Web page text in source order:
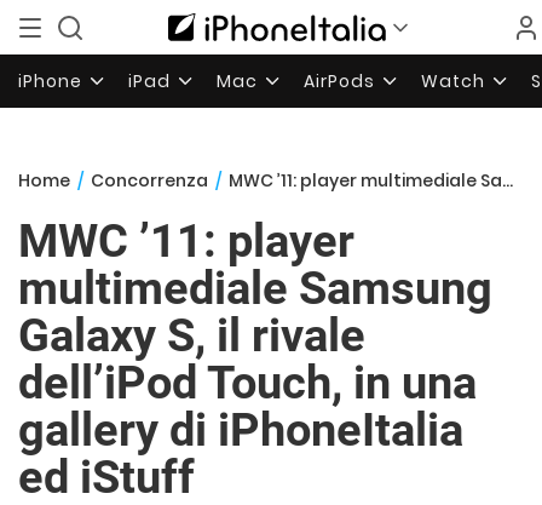
iPhone iPad Mac AirPods Watch
Home / Concorrenza / MWC ’11: player multimediale Samsung Galaxy S, il rivale dell’iPod Touch, in una gallery di iPhoneItalia ed iStuff
MWC ’11: player
multimediale Samsung
Galaxy S, il rivale
dell’iPod Touch, in una
gallery di iPhoneItalia
ed iStuff